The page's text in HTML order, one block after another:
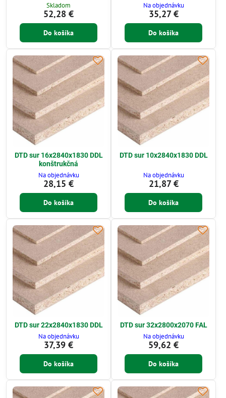
Skladom
52,28 €
Do košíka
Na objednávku
35,27 €
Do košíka
DTD sur 16x2840x1830 DDL
konštrukčná
Na objednávku
28,15 €
Do košíka
DTD sur 10x2840x1830 DDL
Na objednávku
21,87 €
Do košíka
DTD sur 22x2840x1830 DDL
Na objednávku
37,39 €
Do košíka
DTD sur 32x2800x2070 FAL
Na objednávku
59,62 €
Do košíka